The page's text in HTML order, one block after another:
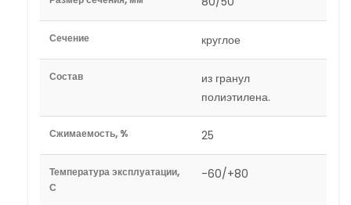
Сечение круглое
Состав
из гранул
полиэтилена.
Сжимаемость, % 25
Температура эксплуатации,
С
-60/+80